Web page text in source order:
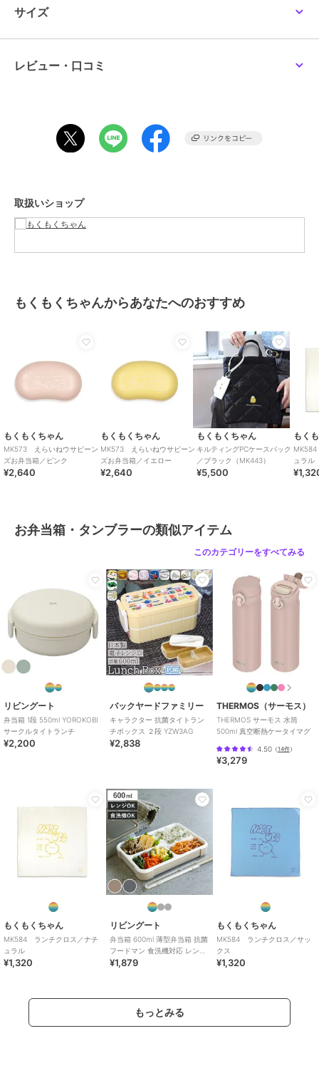
商品カテゴリ
カラー ＊＊
サイズ
日本製
サイズ
レビュー・口コミ
取扱いショップ
もくもくちゃんからあなたへのおすすめ
もくもくちゃん
MK573 えらいねウサビーン
ズお弁当箱／ピンク
¥2,640
もくもくちゃん
MK573 えらいねウサビーン
ズお弁当箱／イエロー
¥2,640
もくもくちゃん
キルティングPCケースバック
／ブラック（MK443）
¥5,500
もく
ュラル
お弁当箱・タンブラーの類似アイテム
このカテゴリーをすべてみる
リビングート
弁当箱 1段 550ml YOROKOBI
サークルタイトランチ
¥2,200
バックヤードファミリー
キャラクター 抗菌タイトラン
チボックス ２段 YZW3AG
¥2,838
THERMOS（サーモス）
THERMOS サーモス 水筒
500ml 真空断熱ケータイマグ
4.50（14件）
¥3,279
もくもくちゃん
MK584 ランチクロス／ナチ
ュラル
¥1,320
リビングート
弁当箱 600ml 薄型弁当箱 抗菌
フードマン 食洗機対応 レンジ
対応 ランチボックス 一段
¥1,879
もくもくちゃん
MK584 ランチクロス／サッ
クス
¥1,320
もっとみる